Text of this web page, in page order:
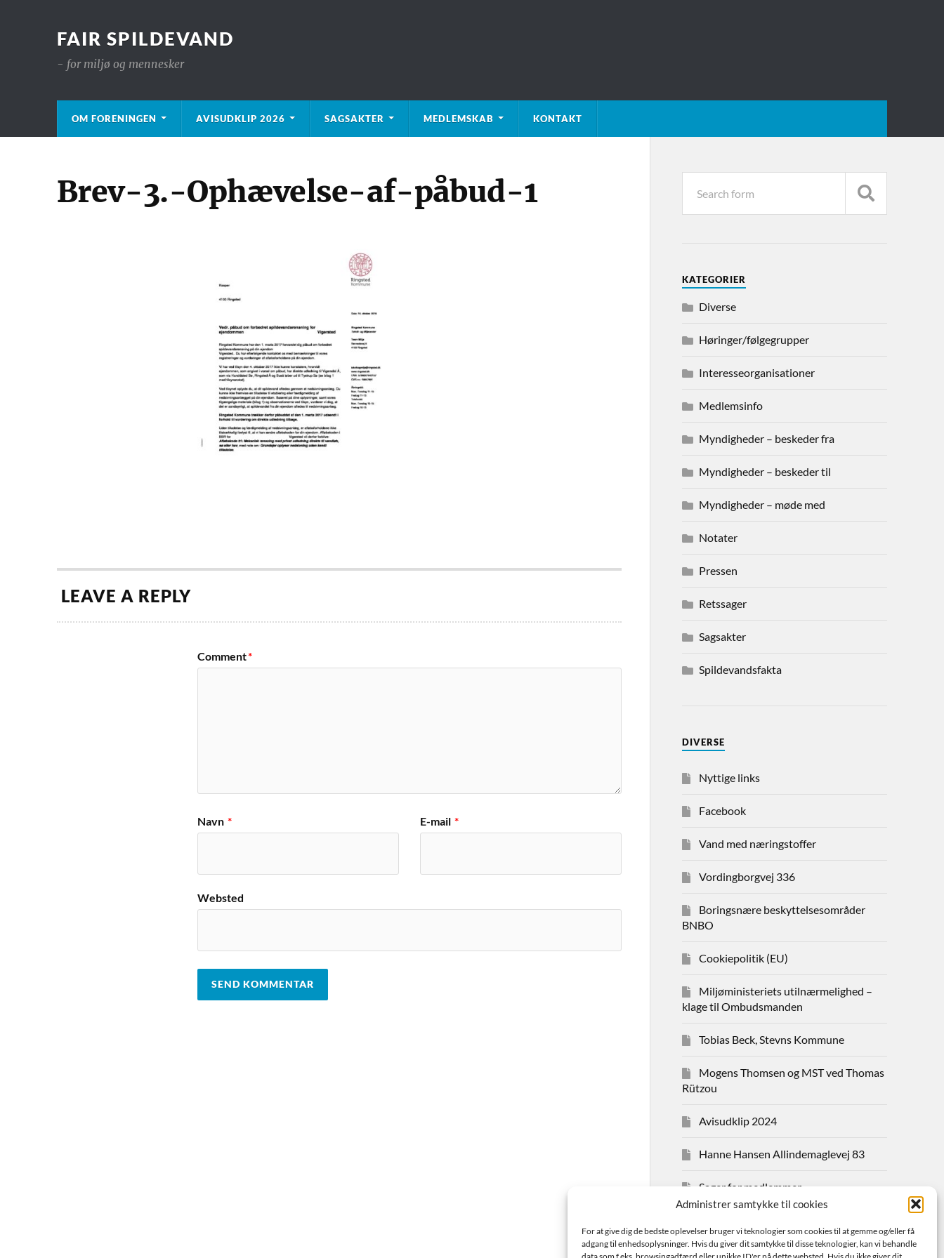
Administrer samtykke til cookies
For at give dig de bedste oplevelser bruger vi teknologier som cookies til at gemme og/eller få
adgang til enhedsoplysninger. Hvis du giver dit samtykke til disse teknologier, kan vi behandle
FAIR SPILDEVAND
- for miljø og mennesker
OM FORENINGEN AVISUDKLIP 2026 SAGSAKTER MEDLEMSKAB KONTAKT
Brev-3.-Ophævelse-af-påbud-1
LEAVE A REPLY
Comment*
Navn * E-mail *
Websted
KATEGORIER
Diverse
Høringer/følgegrupper
Interesseorganisationer
Medlemsinfo
Myndigheder – beskeder fra
Myndigheder – beskeder til
Myndigheder – møde med
Notater
Pressen
Retssager
Sagsakter
Spildevandsfakta
DIVERSE
Nyttige links
Facebook
Vand med næringstoffer
Vordingborgvej 336
Boringsnære beskyttelsesområder
BNBO
Cookiepolitik (EU)
Miljøministeriets utilnærmelighed –
klage til Ombudsmanden
Tobias Beck, Stevns Kommune
Mogens Thomsen og MST ved Thomas
Rützou
Avisudklip 2024
Hanne Hansen Allindemaglevej 83
Sager for medlemmer
Avisudklip 2026